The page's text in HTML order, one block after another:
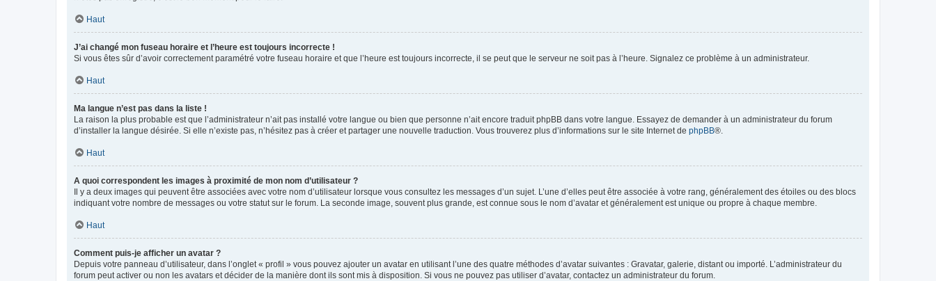
Haut
J’ai changé mon fuseau horaire et l’heure est toujours incorrecte !
Si vous êtes sûr d’avoir correctement paramétré votre fuseau horaire et que l’heure est toujours incorrecte, il se peut que le serveur ne soit pas à l’heure. Signalez ce problème à un administrateur.
Haut
Ma langue n’est pas dans la liste !
La raison la plus probable est que l’administrateur n’ait pas installé votre langue ou bien que personne n’ait encore traduit phpBB dans votre langue. Essayez de demander à un administrateur du forum
d’installer la langue désirée. Si elle n’existe pas, n’hésitez pas à créer et partager une nouvelle traduction. Vous trouverez plus d’informations sur le site Internet de phpBB®.
Haut
A quoi correspondent les images à proximité de mon nom d’utilisateur ?
Il y a deux images qui peuvent être associées avec votre nom d’utilisateur lorsque vous consultez les messages d’un sujet. L’une d’elles peut être associée à votre rang, généralement des étoiles ou des blocs
indiquant votre nombre de messages ou votre statut sur le forum. La seconde image, souvent plus grande, est connue sous le nom d’avatar et généralement est unique ou propre à chaque membre.
Haut
Comment puis-je afficher un avatar ?
Depuis votre panneau d’utilisateur, dans l’onglet « profil » vous pouvez ajouter un avatar en utilisant l’une des quatre méthodes d’avatar suivantes : Gravatar, galerie, distant ou importé. L’administrateur du
forum peut activer ou non les avatars et décider de la manière dont ils sont mis à disposition. Si vous ne pouvez pas utiliser d’avatar, contactez un administrateur du forum.